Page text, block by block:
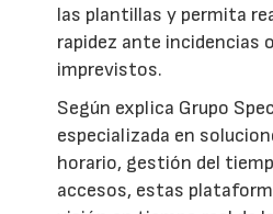
las plantillas y permita
rapidez ante incidencias
imprevistos.
Según explica Grupo
especializada en
horario, gestión del
accesos, estas